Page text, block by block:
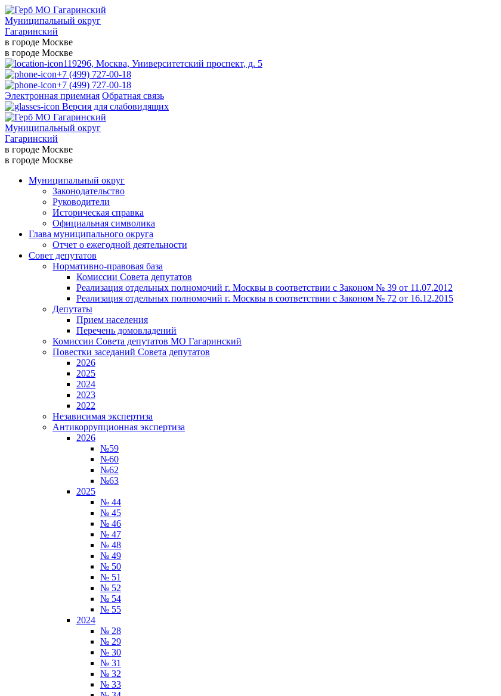
Муниципальный округ
Гагаринский
в городе Москве
в городе Москве
119296, Москва, Университетский проспект, д. 5
+7 (499) 727-00-18
+7 (499) 727-00-18
Электронная приемная Обратная связь
Версия для слабовидящих
Муниципальный округ
Гагаринский
в городе Москве
в городе Москве
Муниципальный округ
Законодательство
Руководители
Историческая справка
Официальная символика
Глава муниципального округа
Отчет о ежегодной деятельности
Совет депутатов
Нормативно-правовая база
Комиссии Совета депутатов
Реализация отдельных полномочий г. Москвы в соответствии с Законом № 39 от 11.07.2012
Реализация отдельных полномочий г. Москвы в соответствии с Законом № 72 от 16.12.2015
Депутаты
Прием населения
Перечень домовладений
Комиссии Совета депутатов МО Гагаринский
Повестки заседаний Совета депутатов
2026
2025
2024
2023
2022
Независимая экспертиза
Антикоррупционная экспертиза
2026
№59
№60
№62
№63
2025
№ 44
№ 45
№ 46
№ 47
№ 48
№ 49
№ 50
№ 51
№ 52
№ 54
№ 55
2024
№ 28
№ 29
№ 30
№ 31
№ 32
№ 33